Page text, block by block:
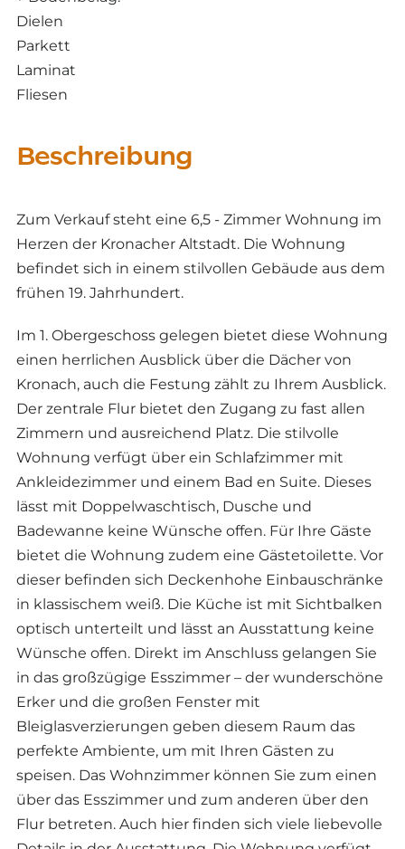
Dielen
Parkett
Laminat
Fliesen
Beschreibung
Zum Verkauf steht eine 6,5 - Zimmer Wohnung im
Herzen der Kronacher Altstadt. Die Wohnung
befindet sich in einem stilvollen Gebäude aus dem
frühen 19. Jahrhundert.
Im 1. Obergeschoss gelegen bietet diese Wohnung
einen herrlichen Ausblick über die Dächer von
Kronach, auch die Festung zählt zu Ihrem Ausblick.
Der zentrale Flur bietet den Zugang zu fast allen
Zimmern und ausreichend Platz. Die stilvolle
Wohnung verfügt über ein Schlafzimmer mit
Ankleidezimmer und einem Bad en Suite. Dieses
lässt mit Doppelwaschtisch, Dusche und
Badewanne keine Wünsche offen. Für Ihre Gäste
bietet die Wohnung zudem eine Gästetoilette. Vor
dieser befinden sich Deckenhohe Einbauschränke
in klassischem weiß. Die Küche ist mit Sichtbalken
optisch unterteilt und lässt an Ausstattung keine
Wünsche offen. Direkt im Anschluss gelangen Sie
in das großzügige Esszimmer – der wunderschöne
Erker und die großen Fenster mit
Bleiglasverzierungen geben diesem Raum das
perfekte Ambiente, um mit Ihren Gästen zu
speisen. Das Wohnzimmer können Sie zum einen
über das Esszimmer und zum anderen über den
Flur betreten. Auch hier finden sich viele liebevolle